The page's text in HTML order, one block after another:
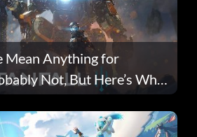
Mean Anything for
Not, But Here’s Why